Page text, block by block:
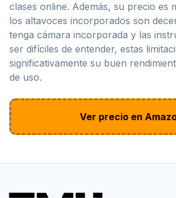
clases online. Además, su precio es
los altavoces incorporados son
tenga cámara incorporada y las
ser difíciles de entender, estas
significativamente su buen
de uso.
Ver precio en